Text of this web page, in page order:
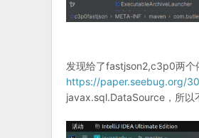
发现给了fastjson2,c3p0两个
https://paper.seebug.org/
javax.sql.DataSource，所以